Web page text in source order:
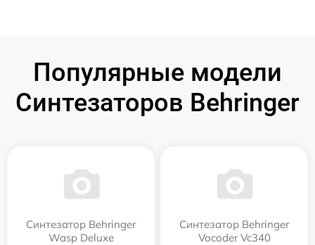
Популярные модели
Синтезаторов Behringer
Синтезатор Behringer
Wasp Deluxe
Синтезатор Behringer
Vocoder Vc340